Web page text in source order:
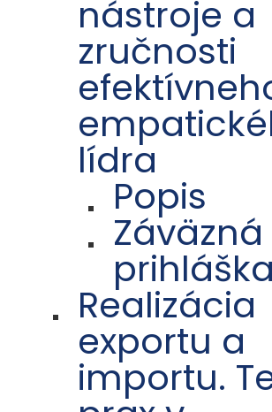
nástroje a
zručnosti
lídra
Popis
Záväzná
prihláška
Realizácia
exportu a
importu.